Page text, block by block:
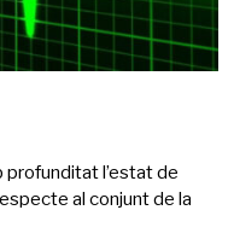
profunditat l’estat de
al conjunt de la